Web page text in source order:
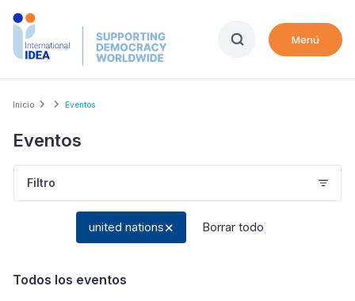
Skip
Menú
Breadcrumb
Inicio Eventos
Eventos
Filtro
united nations Borrar todo
Todos los eventos